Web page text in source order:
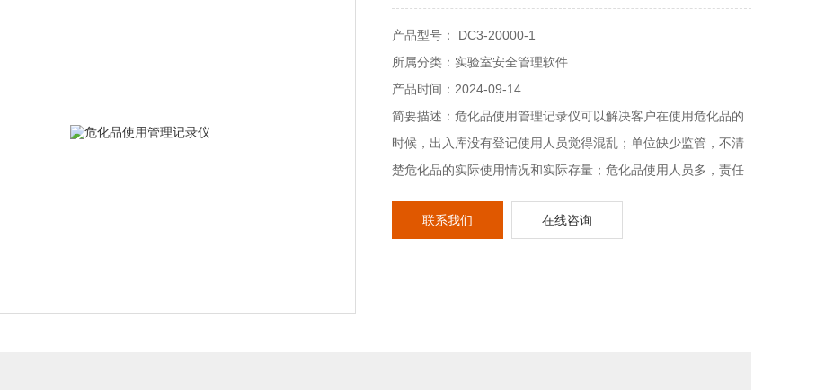
产品型号： DC3-20000-1
所属分类：实验室安全管理软件
产品时间：2024-09-14
简要描述：危化品使用管理记录仪可以解决客户在使用危化品的
时候，出入库没有登记使用人员觉得混乱；单位缺少监管，不清
楚危化品的实际使用情况和实际存量；危化品使用人员多，责任
人员现场盘点和管理效率低，不能远程监管；危化品的存储管理
联系我们 在线咨询